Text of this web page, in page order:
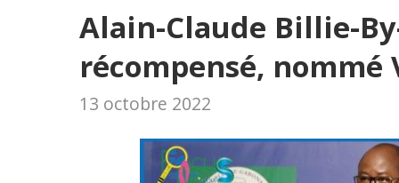
Alain-Claude Billie-
récompensé,
13 octobre 2022